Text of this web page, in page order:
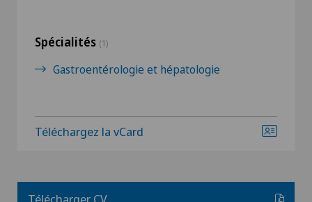
Spécialités (1)
Gastroentérologie et hépatologie
Téléchargez la vCard